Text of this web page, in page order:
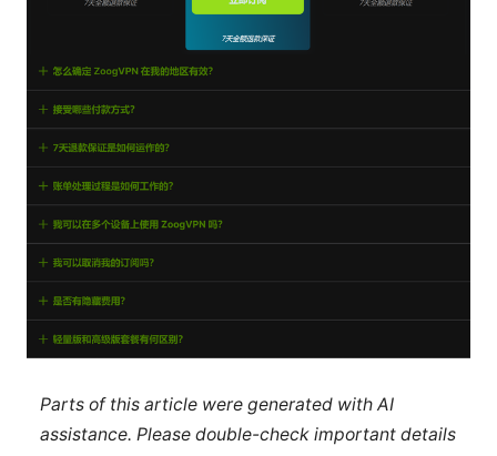
Parts of this article were generated with AI
assistance. Please double-check important details